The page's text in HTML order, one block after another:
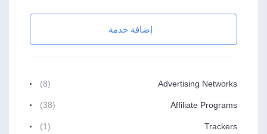
إضافة خدمة
Advertising Networks
(8)
Affiliate Programs
(38)
Trackers
(1)